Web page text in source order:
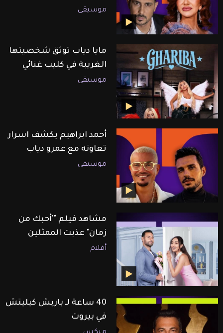
موسيقى
مايا دياب توثق شخصيتها
الغريبة في كليب غنائي
موسيقى
أحمد ابراهيم يكشف اسرار
تعاونه مع عمرو دياب
موسيقى
مشاهد فيلم "'أحبك من
زمان" عذبت الممثلين
أفلام
40 ساعة لـ باريش كيليتش
في بيروت